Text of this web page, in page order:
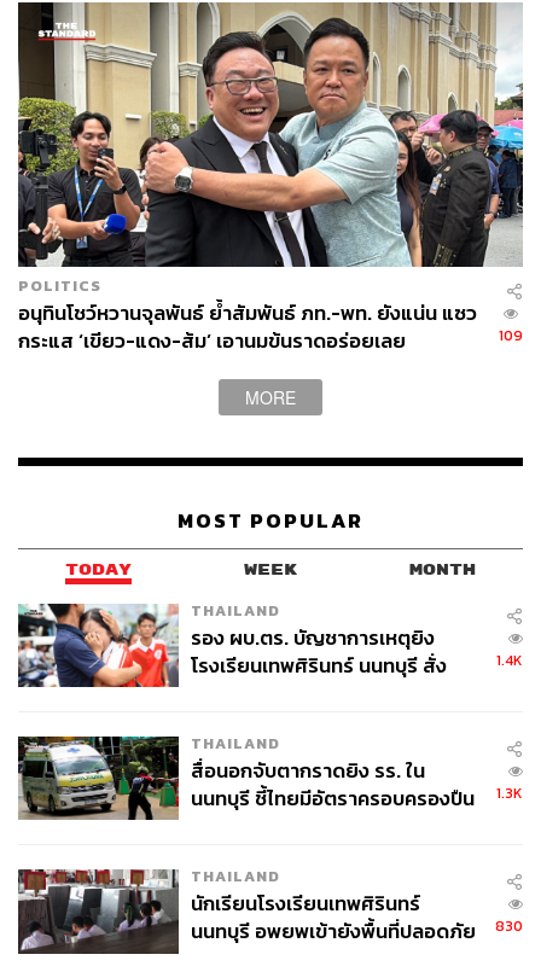
POLITICS
อนุทินโชว์หวานจุลพันธ์ ย้ำสัมพันธ์ ภท.-พท. ยังแน่น แซว
กระแส ‘เขียว-แดง-ส้ม’ เอานมข้นราดอร่อยเลย
109
MORE
MOST POPULAR
TODAY WEEK MONTH
THAILAND
รอง ผบ.ตร. บัญชาการเหตุยิง
โรงเรียนเทพศิรินทร์ นนทบุรี สั่ง
1.4K
THAILAND
สื่อนอกจับตากราดยิง รร. ใน
นนทบุรี ชี้ไทยมีอัตราครอบครองปืน
1.3K
THAILAND
นักเรียนโรงเรียนเทพศิรินทร์
นนทบุรี อพยพเข้ายังพื้นที่ปลอดภัย
830